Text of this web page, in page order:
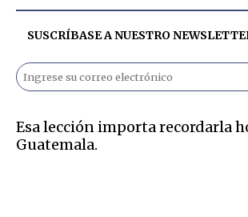
SUSCRÍBASE A NUESTRO
Esa lección importa recordarla
Guatemala.